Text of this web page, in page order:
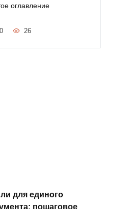
оглавление
0 26
для единого
пошаговое